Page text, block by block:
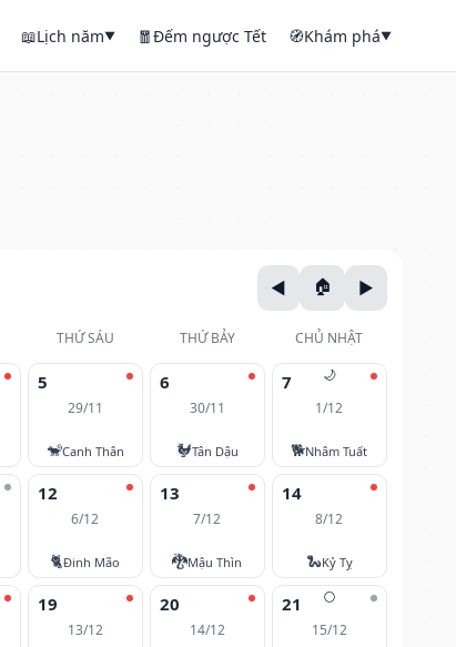
📖Lịch năm▼ 🧧Đếm ngược Tết 🧭Khám phá▼
THỨ SÁU THỨ BẢY
CHỦ NHẬT
5
29/11
🐒Canh Thân
6
30/11
🐓Tân Dậu
🌙
7
1/12
🐕Nhâm Tuất
12
6/12
🐈Đinh Mão
13
7/12
🐉Mậu Thìn
14
8/12
🐍Kỷ Tỵ
19
13/12
20
14/12
🌕
21
15/12